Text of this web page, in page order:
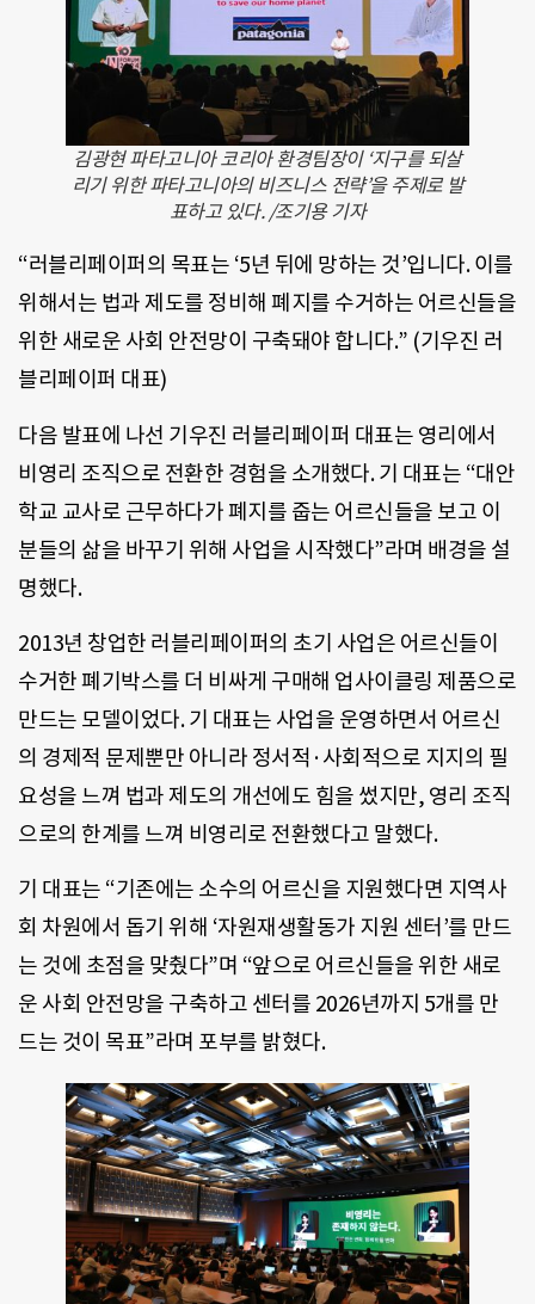
김광현 파타고니아 코리아 환경팀장이 ‘지구를 되살
리기 위한 파타고니아의 비즈니스 전략’을 주제로 발
표하고 있다. /조기용 기자
“러블리페이퍼의 목표는 ‘5년 뒤에 망하는 것’입니다. 이를
위해서는 법과 제도를 정비해 폐지를 수거하는 어르신들을
위한 새로운 사회 안전망이 구축돼야 합니다.” (기우진 러
블리페이퍼 대표)
다음 발표에 나선 기우진 러블리페이퍼 대표는 영리에서
비영리 조직으로 전환한 경험을 소개했다. 기 대표는 “대안
학교 교사로 근무하다가 폐지를 줍는 어르신들을 보고 이
분들의 삶을 바꾸기 위해 사업을 시작했다”라며 배경을 설
명했다.
2013년 창업한 러블리페이퍼의 초기 사업은 어르신들이
수거한 폐기박스를 더 비싸게 구매해 업사이클링 제품으로
만드는 모델이었다. 기 대표는 사업을 운영하면서 어르신
의 경제적 문제뿐만 아니라 정서적·사회적으로 지지의 필
요성을 느껴 법과 제도의 개선에도 힘을 썼지만, 영리 조직
으로의 한계를 느껴 비영리로 전환했다고 말했다.
기 대표는 “기존에는 소수의 어르신을 지원했다면 지역사
회 차원에서 돕기 위해 ‘자원재생활동가 지원 센터’를 만드
는 것에 초점을 맞췄다”며 “앞으로 어르신들을 위한 새로
운 사회 안전망을 구축하고 센터를 2026년까지 5개를 만
드는 것이 목표”라며 포부를 밝혔다.